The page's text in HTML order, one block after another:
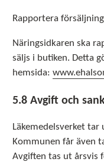
Rapportera försäljning
Näringsidkaren ska
säljs i butiken. Detta
hemsida:
5.8 Avgift och
Läkemedelsverket tar
Kommunen får även
Avgiften tas ut årsvis